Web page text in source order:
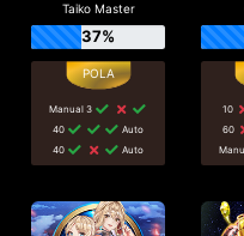
Taiko Master
37%
Manual 3
40
Auto
40
Auto
10
60